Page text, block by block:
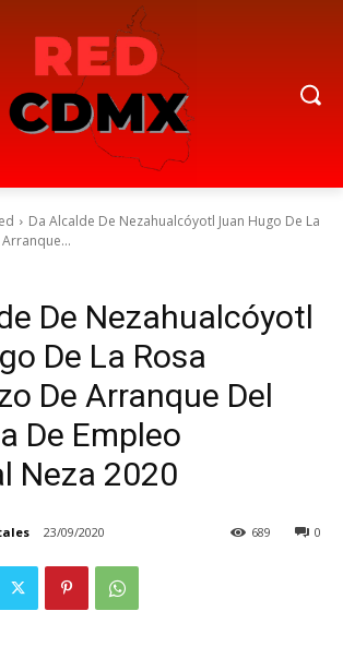
Da Alcalde De Nezahualcóyotl Juan Hugo De La
De Nezahualcóyotl
De La Rosa
De Arranque Del
De Empleo
Neza 2020
23/09/2020 0
689